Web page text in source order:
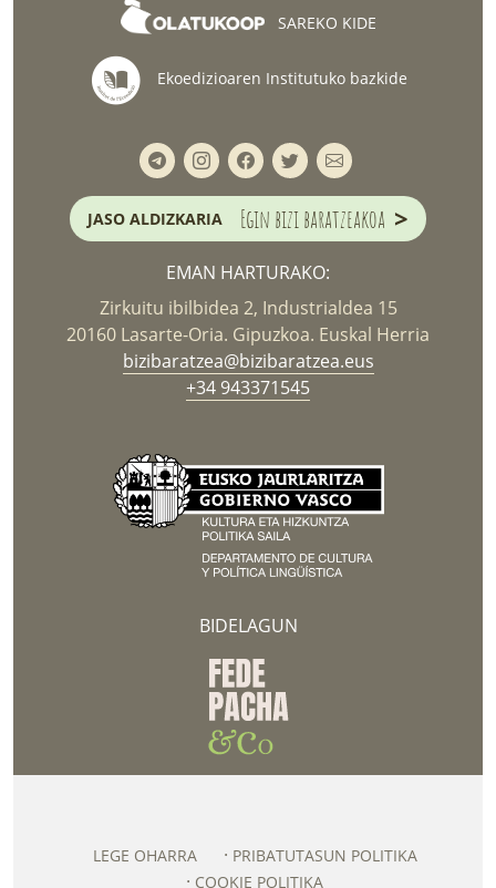
SAREKO KIDE
Ekoedizioaren Institutuko bazkide
JASO ALDIZKARIA Egin bizi baratzeakoa >
EMAN HARTURAKO:
Zirkuitu ibilbidea 2, Industrialdea 15
20160 Lasarte-Oria. Gipuzkoa. Euskal Herria
bizibaratzea@bizibaratzea.eus
+34 943371545
BIDELAGUN
LEGE OHARRA
PRIBATUTASUN POLITIKA
COOKIE POLITIKA